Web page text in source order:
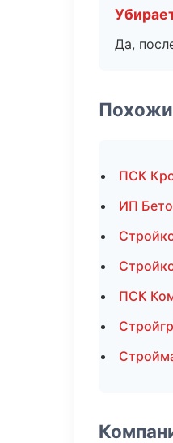
Да,
ПСК
ИП
ПСК